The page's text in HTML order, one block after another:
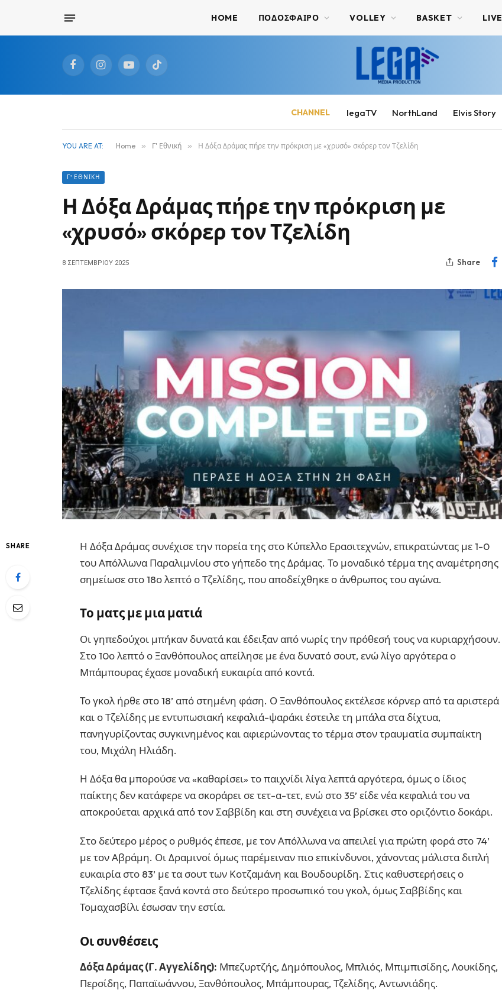
HOME ΠΟΔΟΣΦΑΙΡΟ VOLLEY BASKET LIVE
FacebookInstagramYouTubeTikTok
CHANNEL legaTV NorthLand Elvis Story
YOU ARE AT: Home » Γ' Εθνική » Η Δόξα Δράμας πήρε την πρόκριση με «χρυσό» σκόρερ τον Τζελίδη
Γ' ΕΘΝΙΚΉ
Η Δόξα Δράμας πήρε την πρόκριση με
«χρυσό» σκόρερ τον Τζελίδη
8 ΣΕΠΤΕΜΒΡΊΟΥ 2025 Share
SHARE
Η Δόξα Δράμας συνέχισε την πορεία της στο Κύπελλο Ερασιτεχνών, επικρατώντας με 1-0
του Απόλλωνα Παραλιμνίου στο γήπεδο της Δράμας. Το μοναδικό τέρμα της αναμέτρησης
σημείωσε στο 18ο λεπτό ο Τζελίδης, που αποδείχθηκε ο άνθρωπος του αγώνα.
Το ματς με μια ματιά
Οι γηπεδούχοι μπήκαν δυνατά και έδειξαν από νωρίς την πρόθεσή τους να κυριαρχήσουν.
Στο 10ο λεπτό ο Ξανθόπουλος απείλησε με ένα δυνατό σουτ, ενώ λίγο αργότερα ο
Μπάμπουρας έχασε μοναδική ευκαιρία από κοντά.
Το γκολ ήρθε στο 18’ από στημένη φάση. Ο Ξανθόπουλος εκτέλεσε κόρνερ από τα αριστερά
και ο Τζελίδης με εντυπωσιακή κεφαλιά-ψαράκι έστειλε τη μπάλα στα δίχτυα,
πανηγυρίζοντας συγκινημένος και αφιερώνοντας το τέρμα στον τραυματία συμπαίκτη
του, Μιχάλη Ηλιάδη.
Η Δόξα θα μπορούσε να «καθαρίσει» το παιχνίδι λίγα λεπτά αργότερα, όμως ο ίδιος
παίκτης δεν κατάφερε να σκοράρει σε τετ-α-τετ, ενώ στο 35’ είδε νέα κεφαλιά του να
αποκρούεται αρχικά από τον Σαββίδη και στη συνέχεια να βρίσκει στο οριζόντιο δοκάρι.
Στο δεύτερο μέρος ο ρυθμός έπεσε, με τον Απόλλωνα να απειλεί για πρώτη φορά στο 74’
με τον Αβράμη. Οι Δραμινοί όμως παρέμειναν πιο επικίνδυνοι, χάνοντας μάλιστα διπλή
ευκαιρία στο 83’ με τα σουτ των Κοτζαμάνη και Βουδουρίδη. Στις καθυστερήσεις ο
Τζελίδης έφτασε ξανά κοντά στο δεύτερο προσωπικό του γκολ, όμως Σαββίδης και
Τομαχασβίλι έσωσαν την εστία.
Οι συνθέσεις
Δόξα Δράμας (Γ. Αγγελίδης): Μπεζυρτζής, Δημόπουλος, Μπλιός, Μπιμπισίδης, Λουκίδης,
Περσίδης, Παπαϊωάννου, Ξανθόπουλος, Μπάμπουρας, Τζελίδης, Αντωνιάδης.